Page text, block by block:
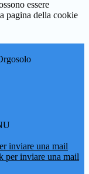
essere
pagina della cookie
inviare una mail
per inviare una mail